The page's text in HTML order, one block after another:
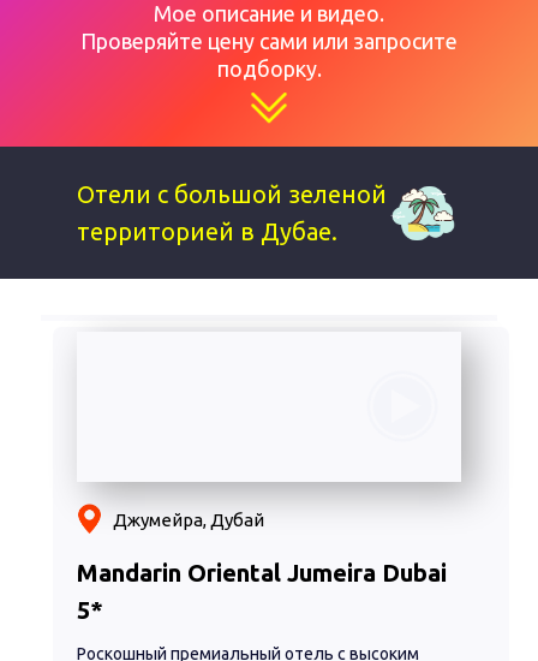
Мое описание и видео.
Проверяйте цену сами или запросите
подборку.
Отели с большой зеленой
территорией в Дубае.
Роскошный премиальный отель с высоким
Mandarin Oriental Jumeira Dubai
5*
Джумейра, Дубай